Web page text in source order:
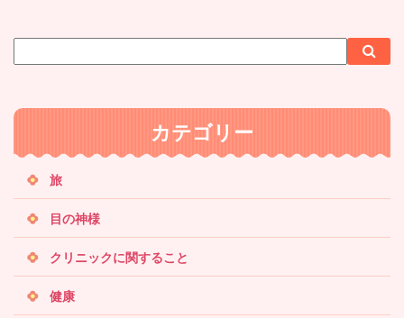
イ
内
索
索
カテゴリー
旅
目の神様
クリニックに関すること
健康